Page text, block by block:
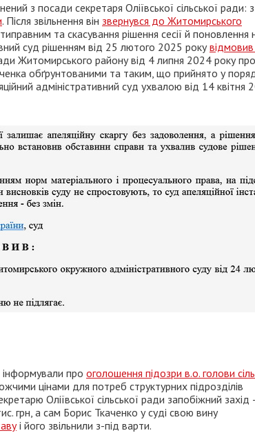
з посади секретаря Оліївської сільської ради:
. Після звільнення він звернувся до Житомирського
та скасування рішення сесії й поновлення
суд рішенням від 25 лютого 2025 року
Житомирського району від 4 липня 2024 року про
обґрунтованими та таким, що прийнято у
адміністративний суд ухвалою від 14 квітня
про оголошення підозри в.о. голови
цінами для потреб структурних підрозділів
Оліївської сільської ради запобіжний захід
грн, а сам Борис Ткаченко у суді свою вину
і його звільнили з-під варти.